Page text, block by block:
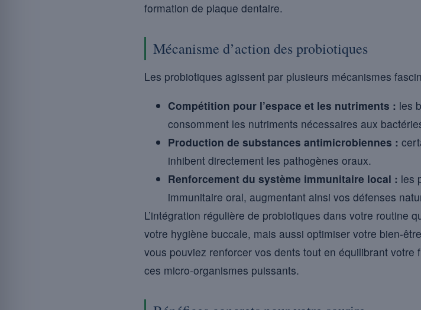
formation de plaque dentaire.
Mécanisme d’action des probiotiques
Les probiotiques agissent par plusieurs mécanismes
Compétition pour l’espace et les nutriments : les
consomment les nutriments nécessaires aux
Production de substances antimicrobiennes :
inhibent directement les pathogènes oraux.
Renforcement du système immunitaire local : les
immunitaire oral, augmentant ainsi vos défenses
L’intégration régulière de probiotiques dans votre routine
votre hygiène buccale, mais aussi optimiser votre bien-
vous pouviez renforcer vos dents tout en équilibrant
ces micro-organismes puissants.